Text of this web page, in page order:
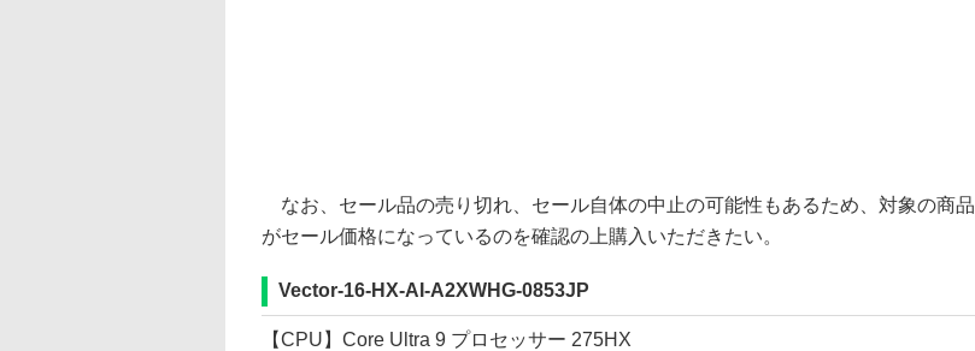
なお、セール品の売り切れ、セール自体の中止の可能性もあるため、対象の商品
がセール価格になっているのを確認の上購入いただきたい。
Vector-16-HX-AI-A2XWHG-0853JP
【CPU】Core Ultra 9 プロセッサー 275HX